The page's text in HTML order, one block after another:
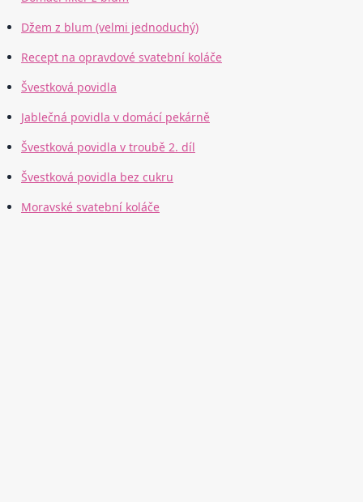
Džem z blum (velmi jednoduchý)
Recept na opravdové svatební koláče
Švestková povidla
Jablečná povidla v domácí pekárně
Švestková povidla v troubě 2. díl
Švestková povidla bez cukru
Moravské svatební koláče